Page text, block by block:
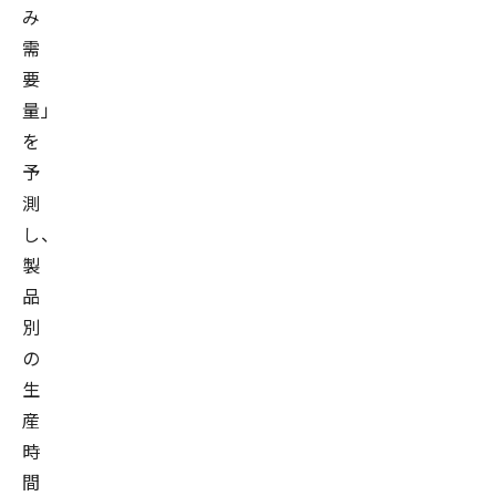
み
需
要
量」
を
予
測
し、
製
品
別
の
生
産
時
間